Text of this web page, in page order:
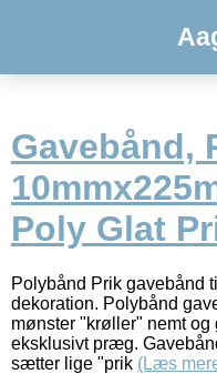
Gavebånd,
Poly Glat
Polybånd Prik gavebånd
dekoration. Polybånd
mønster "krøller" nemt
eksklusivt præg.
sætter lige "prik (Læs